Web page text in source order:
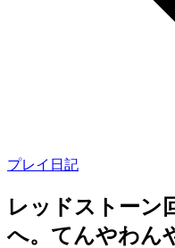
プレイ日記
レッドストーン
へ。てんやわん